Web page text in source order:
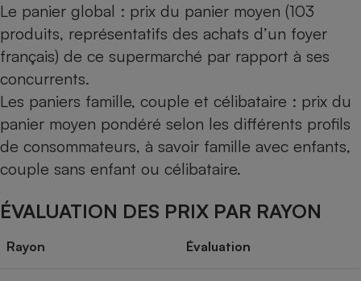
Le panier global : prix du panier moyen (103
produits, représentatifs des achats d’un foyer
français) de ce supermarché par rapport à ses
concurrents.
Les paniers famille, couple et célibataire : prix du
panier moyen pondéré selon les différents profils
de consommateurs, à savoir famille avec enfants,
couple sans enfant ou célibataire.
ÉVALUATION DES PRIX PAR RAYON
Rayon Évaluation